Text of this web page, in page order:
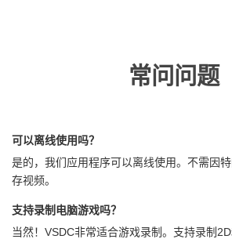
常问问题
可以离线使用吗？
是的，我们应用程序可以离线使用。不需因
存视频。
支持录制电脑游戏吗？
当然！VSDC非常适合游戏录制。支持录制